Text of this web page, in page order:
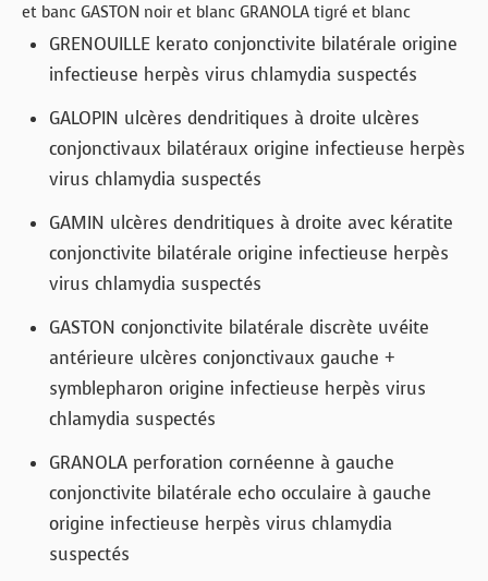
et banc GASTON noir et blanc GRANOLA tigré et blanc
GRENOUILLE kerato conjonctivite bilatérale origine
infectieuse herpès virus chlamydia suspectés
GALOPIN ulcères dendritiques à droite ulcères
conjonctivaux bilatéraux origine infectieuse herpès
virus chlamydia suspectés
GAMIN ulcères dendritiques à droite avec kératite
conjonctivite bilatérale origine infectieuse herpès
virus chlamydia suspectés
GASTON conjonctivite bilatérale discrète uvéite
antérieure ulcères conjonctivaux gauche +
symblepharon origine infectieuse herpès virus
chlamydia suspectés
GRANOLA perforation cornéenne à gauche
conjonctivite bilatérale echo occulaire à gauche
origine infectieuse herpès virus chlamydia
suspectés